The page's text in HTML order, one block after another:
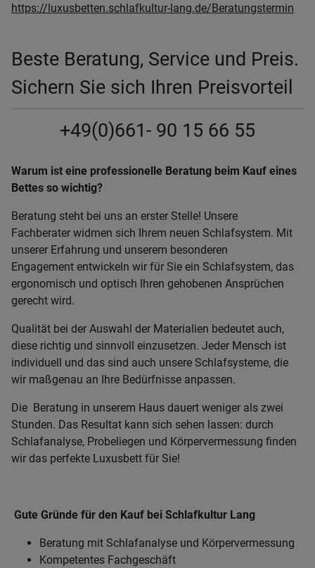
https://luxusbetten.schlafkultur-lang.de/Beratungstermin
Beste Beratung, Service und Preis.
Sichern Sie sich Ihren Preisvorteil
+49(0)661- 90 15 66 55
Warum ist eine professionelle Beratung beim Kauf eines
Bettes so wichtig?
Beratung steht bei uns an erster Stelle! Unsere
Fachberater widmen sich Ihrem neuen Schlafsystem. Mit
unserer Erfahrung und unserem besonderen
Engagement entwickeln wir für Sie ein Schlafsystem, das
ergonomisch und optisch Ihren gehobenen Ansprüchen
gerecht wird.
Qualität bei der Auswahl der Materialien bedeutet auch,
diese richtig und sinnvoll einzusetzen. Jeder Mensch ist
individuell und das sind auch unsere Schlafsysteme, die
wir maßgenau an Ihre Bedürfnisse anpassen.
Die Beratung in unserem Haus dauert weniger als zwei
Stunden. Das Resultat kann sich sehen lassen: durch
Schlafanalyse, Probeliegen und Körpervermessung finden
wir das perfekte Luxusbett für Sie!
Gute Gründe für den Kauf bei Schlafkultur Lang
Beratung mit Schlafanalyse und Körpervermessung
Kompetentes Fachgeschäft